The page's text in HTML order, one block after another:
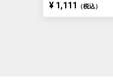
¥ 1,111 （税込）